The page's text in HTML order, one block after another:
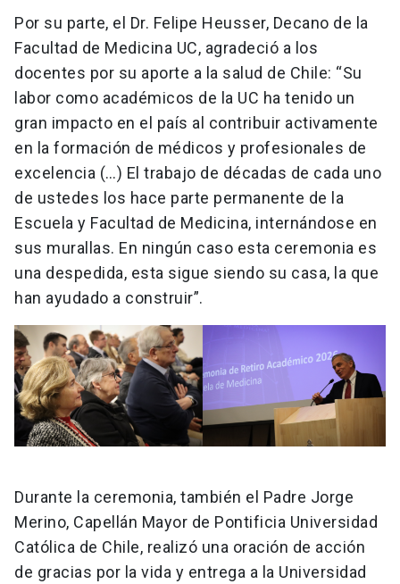
Por su parte, el Dr. Felipe Heusser, Decano de la
Facultad de Medicina UC, agradeció a los
docentes por su aporte a la salud de Chile: “Su
labor como académicos de la UC ha tenido un
gran impacto en el país al contribuir activamente
en la formación de médicos y profesionales de
excelencia (…) El trabajo de décadas de cada uno
de ustedes los hace parte permanente de la
Escuela y Facultad de Medicina, internándose en
sus murallas. En ningún caso esta ceremonia es
una despedida, esta sigue siendo su casa, la que
han ayudado a construir”.
Durante la ceremonia, también el Padre Jorge
Merino, Capellán Mayor de Pontificia Universidad
Católica de Chile, realizó una oración de acción
de gracias por la vida y entrega a la Universidad